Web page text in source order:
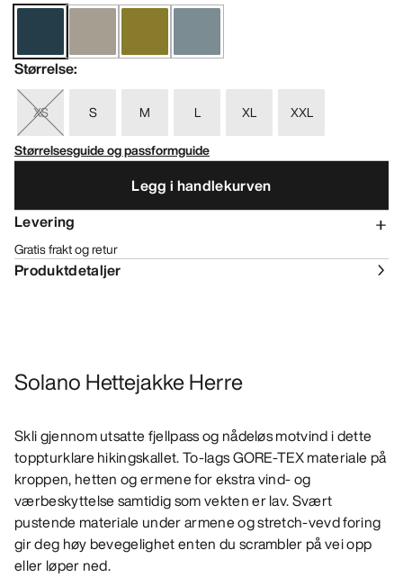
Størrelse:
XS S M L XL
XXL
Størrelsesguide og passformguide
Legg i handlekurven
Levering
Gratis frakt og retur
Produktdetaljer
Solano Hettejakke Herre
Skli gjennom utsatte fjellpass og nådeløs motvind i dette
toppturklare hikingskallet. To-lags GORE-TEX materiale på
kroppen, hetten og ermene for ekstra vind- og
værbeskyttelse samtidig som vekten er lav. Svært
pustende materiale under armene og stretch-vevd foring
gir deg høy bevegelighet enten du scrambler på vei opp
eller løper ned.